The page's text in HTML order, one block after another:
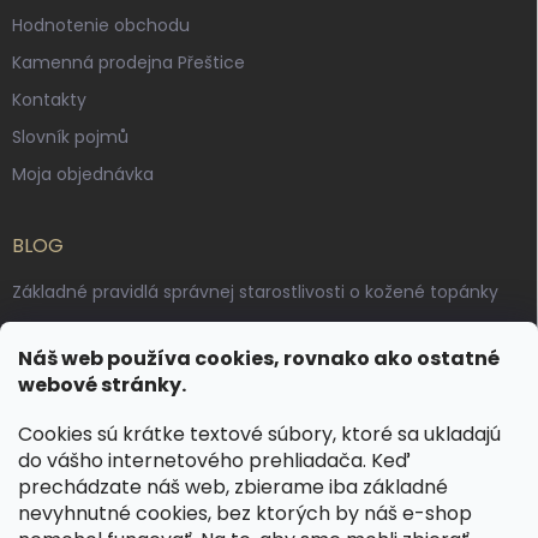
Náš web používa cookies, rovnako ako ostatné
webové stránky.
Cookies sú krátke textové súbory, ktoré sa ukladajú
do vášho internetového prehliadača. Keď
prechádzate náš web, zbierame iba základné
nevyhnutné cookies, bez ktorých by náš e-shop
Hodnotenie obchodu
Kamenná prodejna Přeštice
Kontakty
Slovník pojmů
Moja objednávka
BLOG
Základné pravidlá správnej starostlivosti o kožené topánky
Výroba českých kožených opaskov: vôňa pravej kože, dotyk
remesla
KONTAKT
dotazy@ spongr.cz